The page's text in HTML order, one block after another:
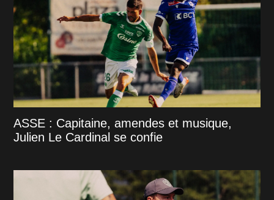
ASSE : Capitaine, amendes et musique,
Julien Le Cardinal se confie